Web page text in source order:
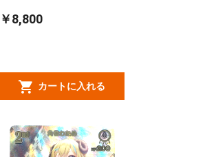
￥8,800
カートに入れる